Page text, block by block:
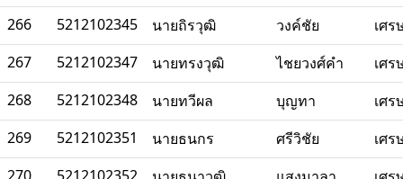
266
5212102345 นายถิรวุฒิ วงค์ชัย
เศ
267
5212102347 นายทรงวุฒิ ไชยวงศ์คำ
เศ
268
5212102348 นายทวีผล บุญทา
เศ
269
5212102351 นายธนกร ศรีวิชัย
เศ